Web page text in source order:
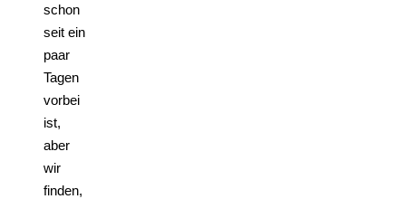
schon
seit ein
paar
Tagen
vorbei
ist,
aber
wir
finden,